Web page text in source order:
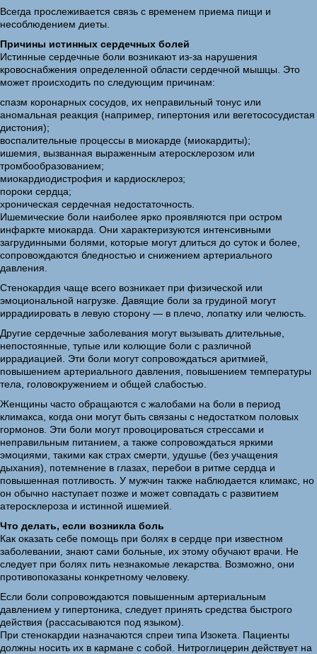
Всегда прослеживается связь с временем приема пищи и
несоблюдением диеты.
Причины истинных сердечных болей
Истинные сердечные боли возникают из-за нарушения
кровоснабжения определенной области сердечной мышцы. Это
может происходить по следующим причинам:
спазм коронарных сосудов, их неправильный тонус или
аномальная реакция (например, гипертония или вегетососудистая
дистония);
воспалительные процессы в миокарде (миокардиты);
ишемия, вызванная выраженным атеросклерозом или
тромбообразованием;
миокардиодистрофия и кардиосклероз;
пороки сердца;
хроническая сердечная недостаточность.
Ишемические боли наиболее ярко проявляются при остром
инфаркте миокарда. Они характеризуются интенсивными
загрудинными болями, которые могут длиться до суток и более,
сопровождаются бледностью и снижением артериального
давления.
Стенокардия чаще всего возникает при физической или
эмоциональной нагрузке. Давящие боли за грудиной могут
иррадиировать в левую сторону — в плечо, лопатку или челюсть.
Другие сердечные заболевания могут вызывать длительные,
непостоянные, тупые или колющие боли с различной
иррадиацией. Эти боли могут сопровождаться аритмией,
повышением артериального давления, повышением температуры
тела, головокружением и общей слабостью.
Женщины часто обращаются с жалобами на боли в период
климакса, когда они могут быть связаны с недостатком половых
гормонов. Эти боли могут провоцироваться стрессами и
неправильным питанием, а также сопровождаться яркими
эмоциями, такими как страх смерти, удушье (без учащения
дыхания), потемнение в глазах, перебои в ритме сердца и
повышенная потливость. У мужчин также наблюдается климакс, но
он обычно наступает позже и может совпадать с развитием
атеросклероза и истинной ишемией.
Что делать, если возникла боль
Как оказать себе помощь при болях в сердце при известном
заболевании, знают сами больные, их этому обучают врачи. Не
следует при болях пить незнакомые лекарства. Возможно, они
противопоказаны конкретному человеку.
Если боли сопровождаются повышенным артериальным
давлением у гипертоника, следует принять средства быстрого
действия (рассасываются под языком).
При стенокардии назначаются спреи типа Изокета. Пациенты
должны носить их в кармане с собой. Нитроглицерин действует на